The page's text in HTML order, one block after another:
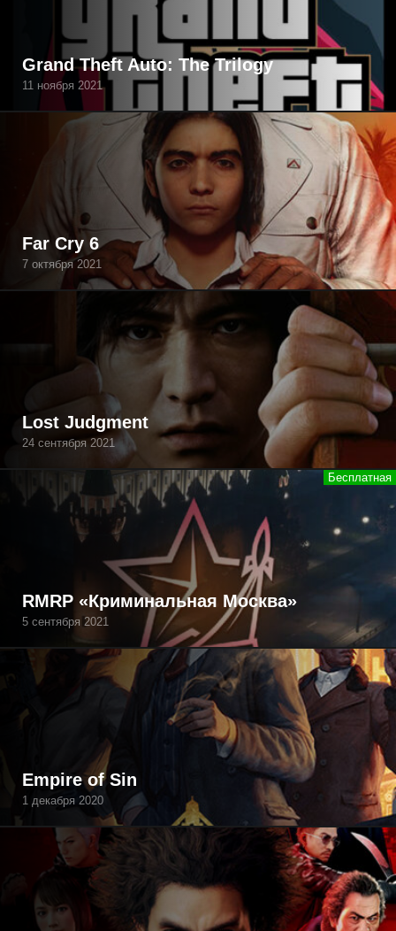
Grand Theft Auto: The Trilogy
11 ноября 2021
Far Cry 6
7 октября 2021
Lost Judgment
24 сентября 2021
RMRP «Криминальная Москва»
5 сентября 2021
Empire of Sin
1 декабря 2020